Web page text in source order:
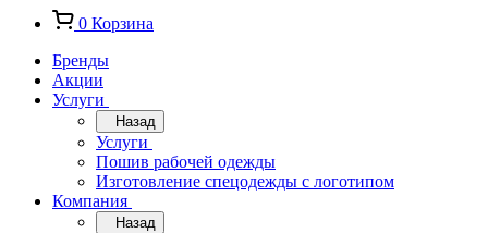
0 Корзина
Бренды
Акции
Услуги
Назад
Услуги
Пошив рабочей одежды
Изготовление спецодежды с логотипом
Компания
Назад